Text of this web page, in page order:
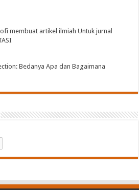
membuat artikel ilmiah Untuk jurnal
Bedanya Apa dan Bagaimana